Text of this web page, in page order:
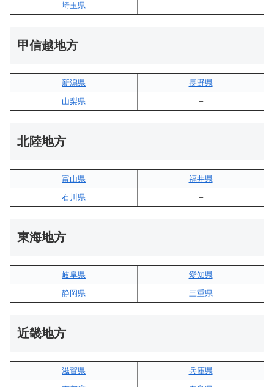
埼玉県
–
甲信越地方
新潟県
長野県
山梨県
–
北陸地方
富山県
福井県
石川県
–
東海地方
岐阜県
愛知県
静岡県
三重県
近畿地方
滋賀県
兵庫県